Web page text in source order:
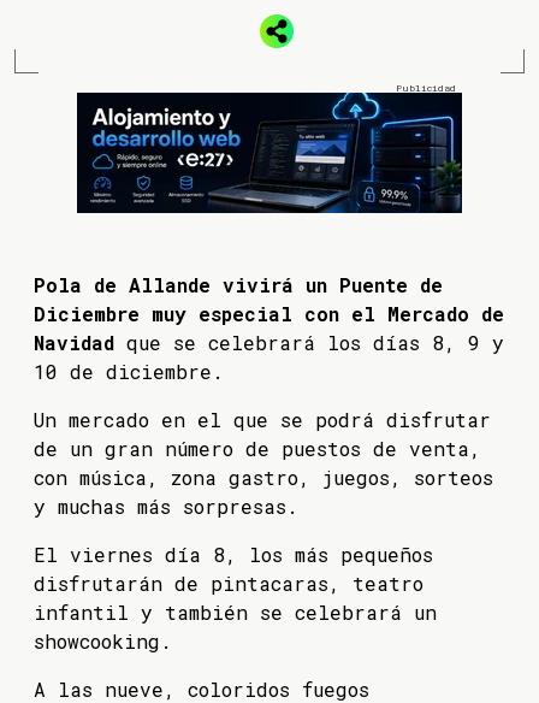
Pola de Allande vivirá un Puente de
Diciembre muy especial con el Mercado de
Navidad que se celebrará los días 8, 9 y
10 de diciembre.
Un mercado en el que se podrá disfrutar
de un gran número de puestos de venta,
con música, zona gastro, juegos, sorteos
y muchas más sorpresas.
El viernes día 8, los más pequeños
disfrutarán de pintacaras, teatro
infantil y también se celebrará un
showcooking.
A las nueve, coloridos fuegos